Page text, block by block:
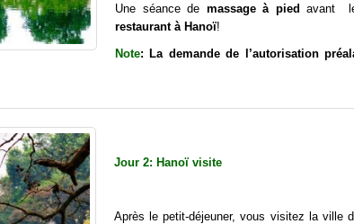
Une séance de massage à pied avant
restaurant à Hanoï!
Note: La demande de l’autorisation
Jour 2: Hanoï visite
Après le petit-déjeuner, vous visitez la ville